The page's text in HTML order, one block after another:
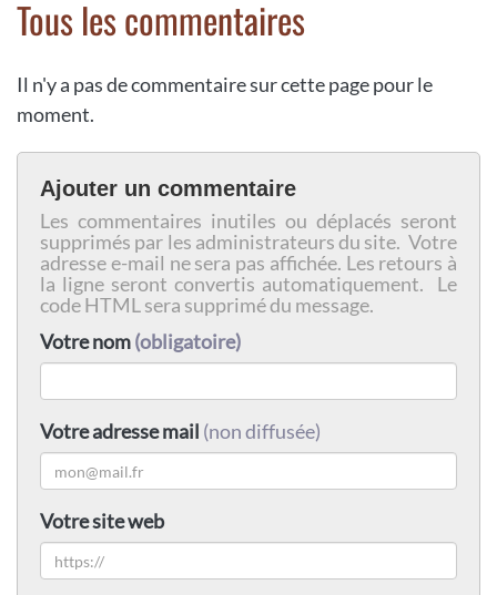
Tous les commentaires
Il n'y a pas de commentaire sur cette page pour le
moment.
Ajouter un commentaire
Les commentaires inutiles ou déplacés seront
supprimés par les administrateurs du site. Votre
adresse e-mail ne sera pas affichée. Les retours à
la ligne seront convertis automatiquement. Le
code HTML sera supprimé du message.
Votre nom(obligatoire)
Votre adresse mail (non diffusée)
Votre site web